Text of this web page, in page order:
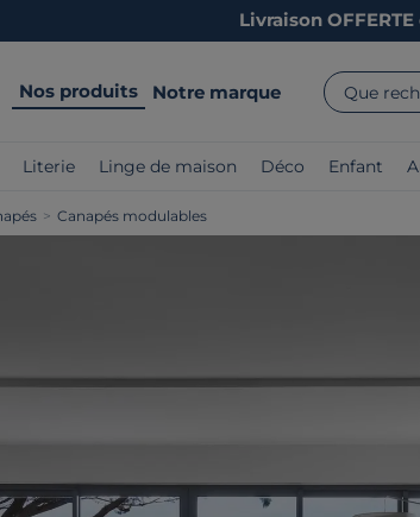
Livraison
Nos produits Notre marque Que
Literie Linge de maison Déco Enfant
> Canapés modulables